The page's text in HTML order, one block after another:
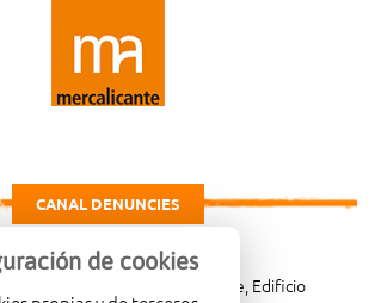
CANAL DENUNCIES
de Madrid Km. 4, 03007 Alicante, Edificio
de cookies